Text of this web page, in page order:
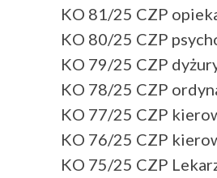
KO 81/25 CZP
KO 80/25 CZP
KO 79/25 CZP
KO 78/25 CZP
KO 77/25 CZP
KO 76/25 CZP
KO 75/25 CZP